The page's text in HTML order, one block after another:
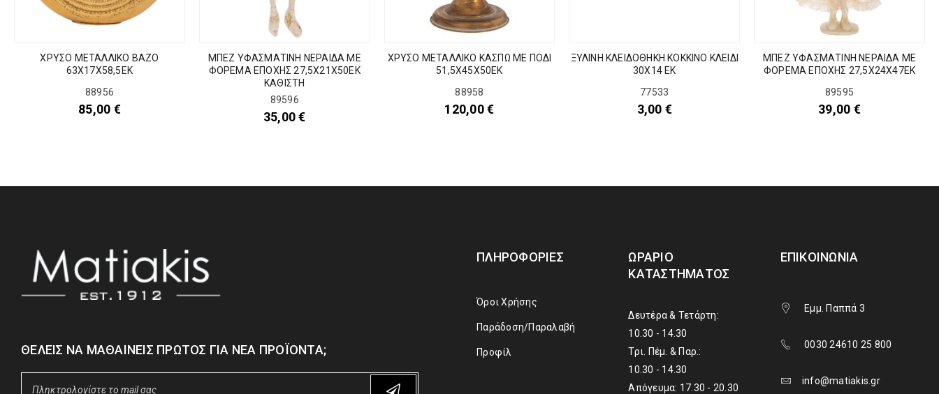
ΧΡΥΣΟ ΜΕΤΑΛΛΙΚΟ ΒΑΖΟ
63Χ17Χ58,5ΕΚ
88956
85,00 €
ΜΠΕΖ ΥΦΑΣΜΑΤΙΝΗ ΝΕΡΑΙΔΑ ΜΕ
ΦΟΡΕΜΑ ΕΠΟΧΗΣ 27,5Χ21Χ50ΕΚ
ΚΑΘΙΣΤΗ
89596
35,00€
ΧΡΥΣΟ ΜΕΤΑΛΛΙΚΟ ΚΑΣΠΩ ΜΕ ΠΟΔΙ
51,5Χ45Χ50ΕΚ
88958
120,00€
ΞΥΛΙΝΗ ΚΛΕΙΔΟΘΗΚΗ ΚΟΚΚΙΝΟ ΚΛΕΙΔΙ
30Χ14 ΕΚ
77533
3,00 €
ΜΠΕΖ ΥΦΑΣΜΑΤΙΝΗ ΝΕΡΑΙΔΑ ΜΕ
ΦΟΡΕΜΑ ΕΠΟΧΗΣ 27,5Χ24Χ47ΕΚ
89595
39,00 €
ΘΈΛΕΙΣ ΝΑ ΜΑΘΑΊΝΕΙΣ ΠΡΏΤΟΣ ΓΙΑ ΝΈΑ ΠΡΟΪΌΝΤΑ;
ΠΛΗΡΟΦΟΡΊΕΣ
Όροι Χρήσης
Παράδοση/Παραλαβή
Προφίλ
ΩΡΆΡΙΟ
ΚΑΤΑΣΤΉΜΑΤΟΣ
Δευτέρα & Τετάρτη:
10.30 - 14.30
Τρι. Πέμ. & Παρ.:
10.30 - 14.30
Απόγευμα: 17.30 - 20.30
ΕΠΙΚΟΙΝΩΝΊΑ
Εμμ. Παππά 3
0030 24610 25 800
info@matiakis.gr